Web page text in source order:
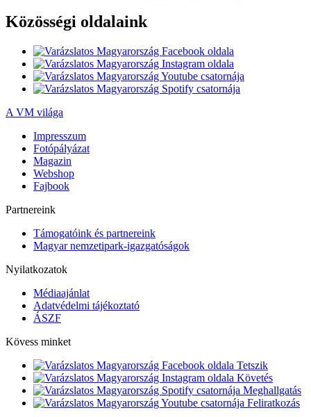
Közösségi oldalaink
A VM világa
Impresszum
Fotópályázat
Magazin
Webshop
Fajbook
Partnereink
Támogatóink és partnereink
Magyar nemzetipark-igazgatóságok
Nyilatkozatok
Médiaajánlat
Adatvédelmi tájékoztató
ÁSZF
Kövess minket
Tetszik
Követés
Meghallgatás
Feliratkozás